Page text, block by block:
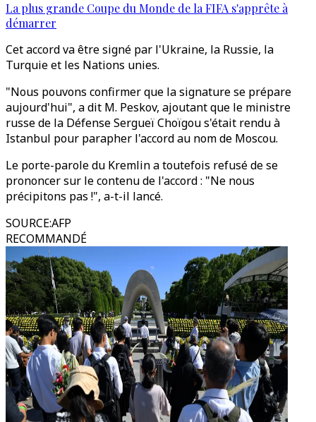
La plus grande Coupe du Monde de la FIFA s'apprête à
démarrer
Cet accord va être signé par l'Ukraine, la Russie, la
Turquie et les Nations unies.
"Nous pouvons confirmer que la signature se prépare
aujourd'hui", a dit M. Peskov, ajoutant que le ministre
russe de la Défense Sergueï Choïgou s'était rendu à
Istanbul pour parapher l'accord au nom de Moscou.
Le porte-parole du Kremlin a toutefois refusé de se
prononcer sur le contenu de l'accord : "Ne nous
précipitons pas !", a-t-il lancé.
SOURCE:AFP
RECOMMANDÉ